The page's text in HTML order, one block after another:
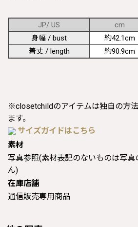
JP/ US cm
身幅 / bust
約42.1cm
着丈 / length
約90.9cm
※closetchildのアイテムは独自の方
ます。
サイズガイドはこちら
素材
写真参照(素材表記のないものは写真
ん)
在庫店舗
通信販売専用商品